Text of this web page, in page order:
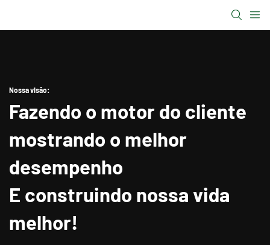
Nossa visão:
Fazendo o motor do cliente
mostrando o melhor
desempenho
E construindo nossa vida
melhor!